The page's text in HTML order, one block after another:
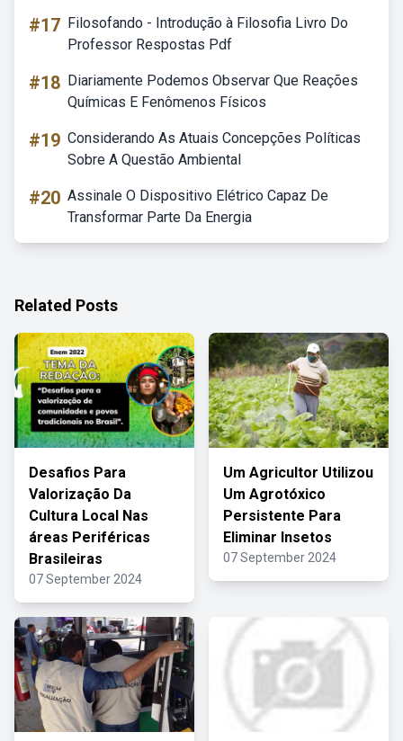
#17 Filosofando - Introdução à Filosofia Livro Do
Professor Respostas Pdf
#18 Diariamente Podemos Observar Que Reações
Químicas E Fenômenos Físicos
#19 Considerando As Atuais Concepções Políticas
Sobre A Questão Ambiental
#20 Assinale O Dispositivo Elétrico Capaz De
Transformar Parte Da Energia
Related Posts
Desafios Para
Valorização Da
Cultura Local Nas
áreas Periféricas
Brasileiras
07 September 2024
Um Agricultor Utilizou
Um Agrotóxico
Persistente Para
Eliminar Insetos
07 September 2024